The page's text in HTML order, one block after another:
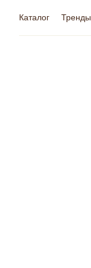
Каталог Тренды